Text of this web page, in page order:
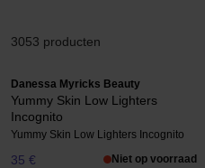
3053 producten
Danessa Myricks Beauty
Yummy Skin Low Lighters
Incognito
Yummy Skin Low Lighters Incognito
35 € Niet op voorraad